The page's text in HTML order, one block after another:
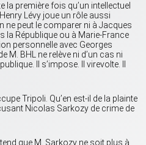
la première fois qu’un intellectuel
Lévy joue un rôle aussi
ne peut le comparer ni à Jacques
la République ou à Marie-France
personnelle avec Georges
M. BHL ne relève ni d’un cas ni
Il s’impose. Il virevolte. Il
Tripoli. Qu’en est-il de la plainte
Nicolas Sarkozy de crime de
que M. Sarkozy ne soit plus à